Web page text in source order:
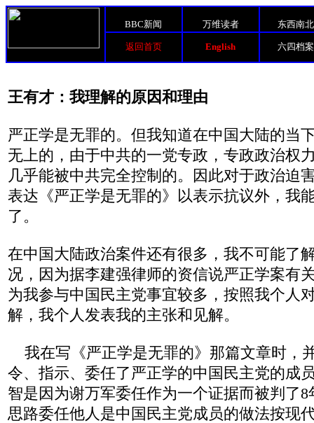
BBC新闻 万维读者 东西南北
返回首页 English 六四档案
王有才：我理解的原因和理由
严正学是无罪的。但我知道在中国大陆的当
无上的，由于中共的一党专政，专政政治权
几乎能被中共完全控制的。因此对于政治迫
表达《严正学是无罪的》以表示抗议外，我
了。
在中国大陆政治案件还有很多，我不可能了
况，因为据李建强律师的资信说严正学案有
为我参与中国民主党事宜较多，按照我个人
解，我个人发表我的主张和见解。
我在写《严正学是无罪的》那篇文章时，
令、指示、委任了严正学的中国民主党的成
智是因为谢万军委任作为一个证据而被判了
思路委任他人是中国民主党成员的做法按现